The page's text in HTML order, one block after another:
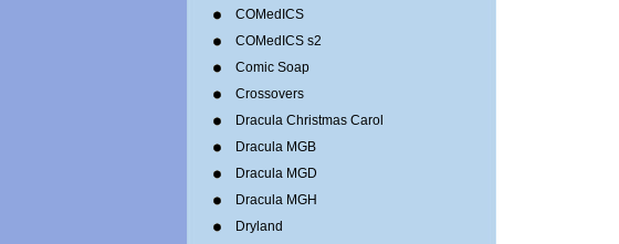
COMedICS
COMedICS s2
Comic Soap
Crossovers
Dracula Christmas Carol
Dracula MGB
Dracula MGD
Dracula MGH
Dryland